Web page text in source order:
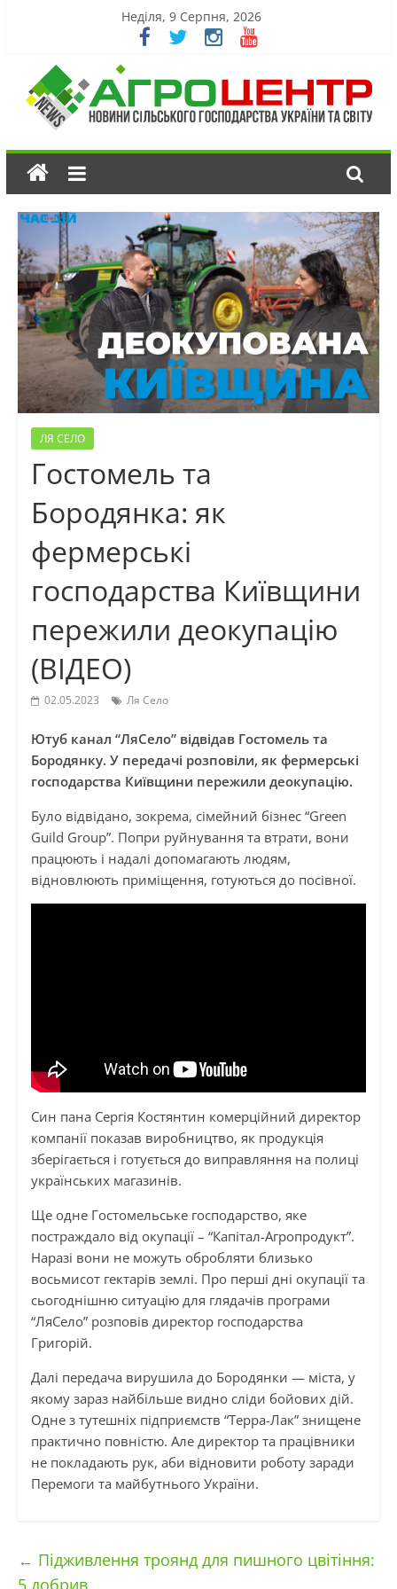
Неділя, 9 Серпня, 2026
ЛЯ СЕЛО
Гостомель та
Бородянка: як
фермерські
господарства Київщини
пережили деокупацію
(ВІДЕО)
02.05.2023 Ля Село
Ютуб канал “ЛяСело” відвідав Гостомель та
Бородянку. У передачі розповіли, як фермерські
господарства Київщини пережили деокупацію.
Було відвідано, зокрема, сімейний бізнес “Green
Guild Group”. Попри руйнування та втрати, вони
працюють і надалі допомагають людям,
відновлюють приміщення, готуються до посівної.
Син пана Сергія Костянтин комерційний директор
компанії показав виробництво, як продукція
зберігається і готується до виправляння на полиці
українських магазинів.
Ще одне Гостомельське господарство, яке
постраждало від окупації – “Капітал-Агропродукт”.
Наразі вони не можуть обробляти близько
восьмисот гектарів землі. Про перші дні окупації та
сьогоднішню ситуацію для глядачів програми
“ЛяСело” розповів директор господарства
Григорій.
Далі передача вирушила до Бородянки — міста, у
якому зараз найбільше видно сліди бойових дій.
Одне з тутешніх підприємств “Терра-Лак” знищене
практично повністю. Але директор та працівники
не покладають рук, аби відновити роботу заради
Перемоги та майбутнього України.
← Підживлення троянд для пишного цвітіння:
5 добрив